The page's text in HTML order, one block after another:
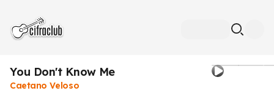
You Don't Know Me
Caetano Veloso